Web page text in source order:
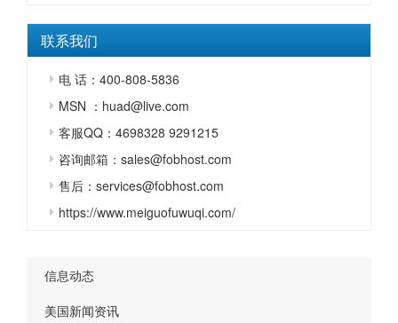
联系我们
电 话：400-808-5836
MSN ：huad@live.com
客服QQ：4698328 9291215
咨询邮箱：sales@fobhost.com
售后：services@fobhost.com
https://www.meiguofuwuqi.com/
信息动态
美国新闻资讯